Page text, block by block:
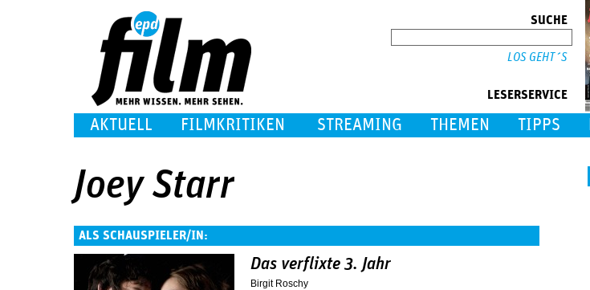
SUCHE
LESERSERVICE
AKTUELL FILMKRITIKEN STREAMING THEMEN TIPPS
Joey Starr
ALS SCHAUSPIELER/IN:
Das verflixte 3. Jahr
Birgit Roschy